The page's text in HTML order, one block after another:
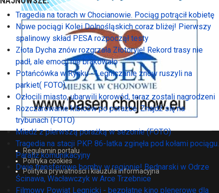
Regulamin portalu
Polityka cookies
Polityka prywatności i klauzula informacyjna
Tragedia na torach w Chocianowie. Pociąg potrącił kobietę
Nowe pociągi Kolei Dolnośląskich coraz bliżej! Pierwszy
spalinowy skład PESA rozpoczął testy
Złota Dycha znów rozgrzała Złotoryję! Rekord trasy nie
padł, ale emocji nie brakowało
Potańcówka w Rynku - Legniczanie znów ruszyli na
parkiet( FOTO)
Ozłocili miasto, ubarwili korowód, teraz zostali nagrodzeni
Rozczarowanie kibiców po porażce. Znajdź się na
trybunach (FOTO)
Miedź z pierwszą porażką w sezonie (FOTO)
Tragedia na stacji PKP. 86-latka zginęła pod kołami pociągu.
Paraliż komunikacyjny
Dwie transferowe bomby w regionie! Bednarski w Odrze
Ścinawa, Wacławczyk w Arce Trzebnice
Filmowy Powiat Legnicki - bezpłatne kino plenerowe dla